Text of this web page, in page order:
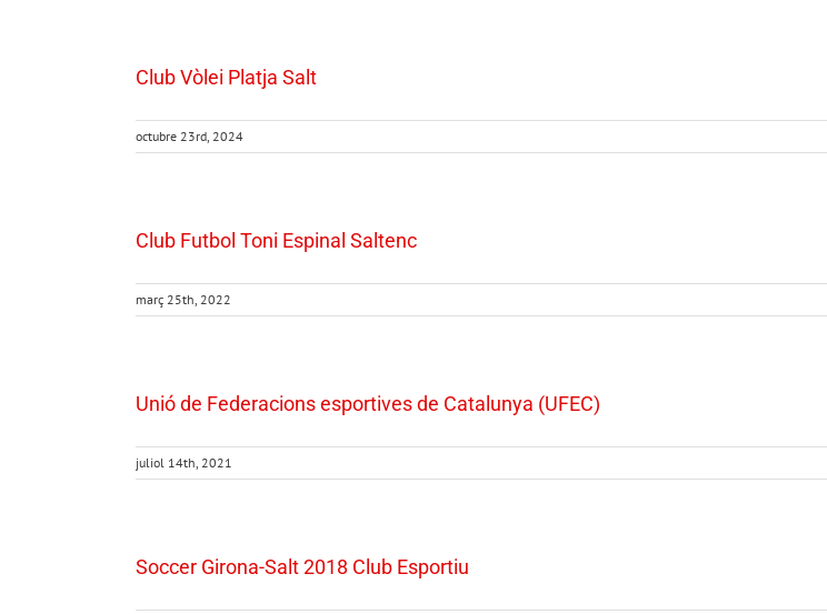
Club Vòlei Platja Salt
octubre 23rd, 2024
Club Futbol Toni Espinal Saltenc
març 25th, 2022
Unió de Federacions esportives de Catalunya (UFEC)
juliol 14th, 2021
Soccer Girona-Salt 2018 Club Esportiu